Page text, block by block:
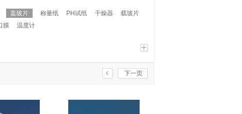
盖玻片 称量纸 PH试纸 干燥器
载玻片
膜 温度计
下一页